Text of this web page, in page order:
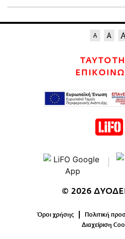
© 2026
Όροι χρήσης
Πολιτική
Διαχείριση